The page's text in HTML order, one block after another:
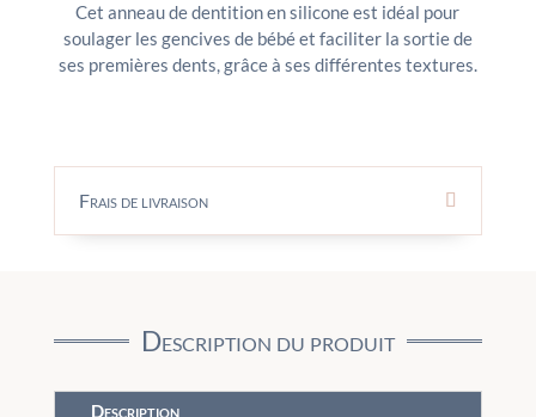
Cet anneau de dentition en silicone est idéal pour
soulager les gencives de bébé et faciliter la sortie de
ses premières dents, grâce à ses différentes textures.
Frais de livraison
Description du produit
Description